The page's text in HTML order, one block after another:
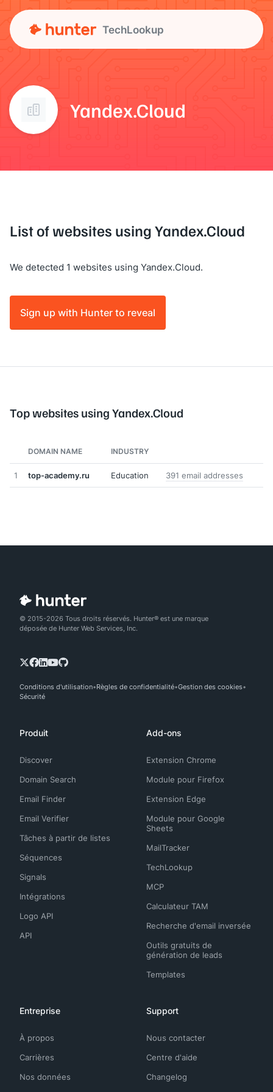
TechLookup
Yandex.Cloud
List of websites using Yandex.Cloud
We detected 1 websites using Yandex.Cloud.
Sign up with Hunter to reveal
Top websites using Yandex.Cloud
DOMAIN NAME INDUSTRY
1 top-academy.ru Education 391 email addresses
© 2015-2026 Tous droits réservés. Hunter® est une marque
déposée de Hunter Web Services, Inc.
Conditions d'utilisation Règles de confidentialité Gestion des cookies
Sécurité
Produit
Discover
Domain Search
Email Finder
Email Verifier
Tâches à partir de listes
Séquences
Signals
Intégrations
Logo API
API
Add-ons
Extension Chrome
Module pour Firefox
Extension Edge
Module pour Google
Sheets
MailTracker
TechLookup
MCP
Calculateur TAM
Recherche d'email inversée
Outils gratuits de
génération de leads
Templates
Entreprise
À propos
Carrières
Nos données
Support
Nous contacter
Centre d'aide
Changelog